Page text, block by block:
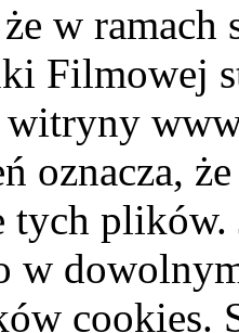
w ramach
Filmowej
oznacza,
plików.
w
cookies.